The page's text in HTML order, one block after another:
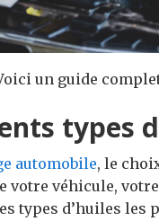
un guide
types
automobile, le
votre véhicule,
types d’huiles les